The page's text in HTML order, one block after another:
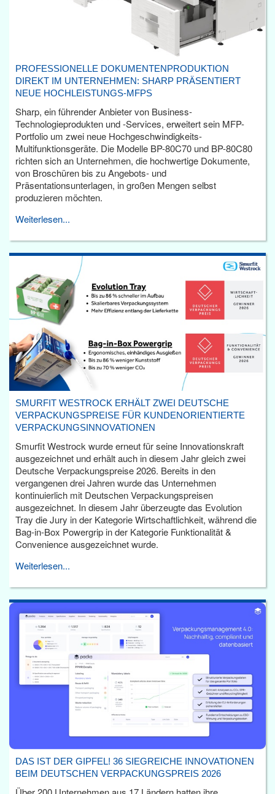
PROFESSIONELLE DOKUMENTENPRODUKTION
DIREKT IM UNTERNEHMEN: SHARP PRÄSENTIERT
NEUE HOCHLEISTUNGS-MFPS
Sharp, ein führender Anbieter von Business-
Technologieprodukten und -Services, erweitert sein MFP-
Portfolio um zwei neue Hochgeschwindigkeits-
Multifunktionsgeräte. Die Modelle BP-80C70 und BP-80C80
richten sich an Unternehmen, die hochwertige Dokumente,
von Broschüren bis zu Angebots- und
Präsentationsunterlagen, in großen Mengen selbst
produzieren möchten.
Weiterlesen...
SMURFIT WESTROCK ERHÄLT ZWEI DEUTSCHE
VERPACKUNGSPREISE FÜR KUNDENORIENTIERTE
VERPACKUNGSINNOVATIONEN
Smurfit Westrock wurde erneut für seine Innovationskraft
ausgezeichnet und erhält auch in diesem Jahr gleich zwei
Deutsche Verpackungspreise 2026. Bereits in den
vergangenen drei Jahren wurde das Unternehmen
kontinuierlich mit Deutschen Verpackungspreisen
ausgezeichnet. In diesem Jahr überzeugte das Evolution
Tray die Jury in der Kategorie Wirtschaftlichkeit, während die
Bag-in-Box Powergrip in der Kategorie Funktionalität &
Convenience ausgezeichnet wurde.
Weiterlesen...
DAS IST DER GIPFEL! 36 SIEGREICHE INNOVATIONEN
BEIM DEUTSCHEN VERPACKUNGSPREIS 2026